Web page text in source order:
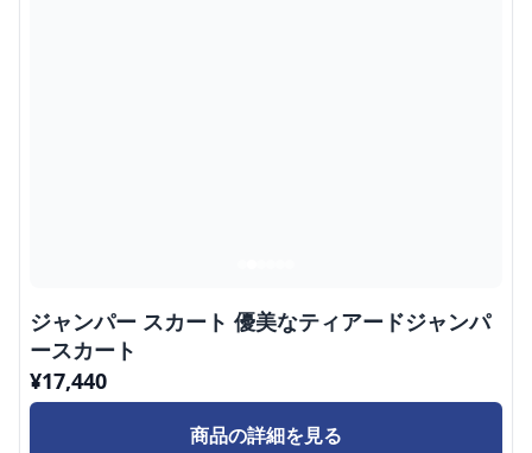
ジャンパー スカート 優美なティアードジャンパ
ースカート
¥17,440
商品の詳細を見る